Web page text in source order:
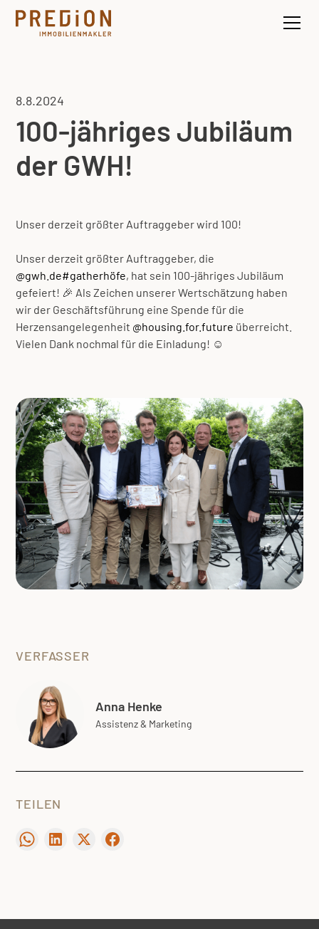
VERFASSER
Anna Henke
Assistenz & Marketing
TEILEN
8.8.2024
100-jähriges Jubiläum
der GWH!
Unser derzeit größter Auftraggeber wird 100!
Unser derzeit größter Auftraggeber, die
@gwh.de#gatherhöfe, hat sein 100-jähriges Jubiläum
gefeiert! 🎉 Als Zeichen unserer Wertschätzung haben
wir der Geschäftsführung eine Spende für die
Herzensangelegenheit @housing.for.future überreicht.
Vielen Dank nochmal für die Einladung! ☺️